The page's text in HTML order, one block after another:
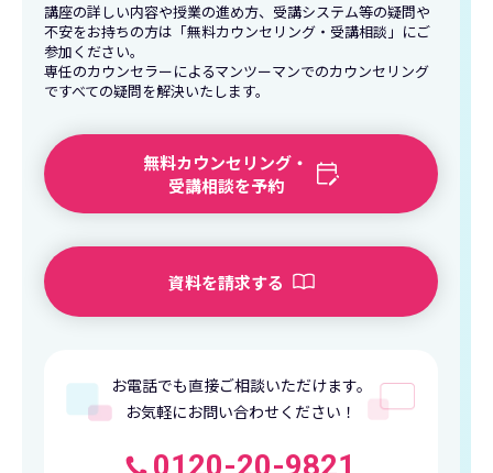
講座の詳しい内容や授業の進め方、受講システム等の疑問や
不安をお持ちの方は「無料カウンセリング・受講相談」にご
参加ください。
専任のカウンセラーによるマンツーマンでのカウンセリング
ですべての疑問を解決いたします。
無料カウンセリング・
受講相談を予約
資料を請求する
お電話でも直接ご相談いただけます。
お気軽にお問い合わせください！
0120-20-9821